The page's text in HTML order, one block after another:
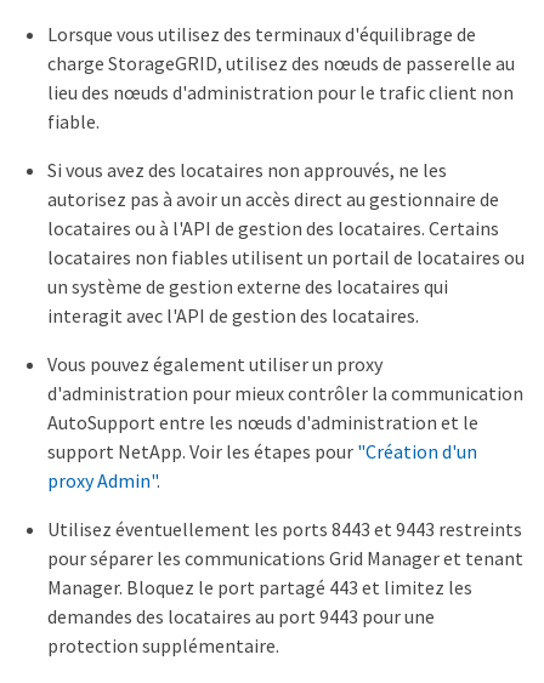
Lorsque vous utilisez des terminaux d'équilibrage de
charge StorageGRID, utilisez des nœuds de passerelle au
lieu des nœuds d'administration pour le trafic client non
fiable.
Si vous avez des locataires non approuvés, ne les
autorisez pas à avoir un accès direct au gestionnaire de
locataires ou à l'API de gestion des locataires. Certains
locataires non fiables utilisent un portail de locataires ou
un système de gestion externe des locataires qui
interagit avec l'API de gestion des locataires.
Vous pouvez également utiliser un proxy
d'administration pour mieux contrôler la communication
AutoSupport entre les nœuds d'administration et le
support NetApp. Voir les étapes pour "Création d'un
proxy Admin".
Utilisez éventuellement les ports 8443 et 9443 restreints
pour séparer les communications Grid Manager et tenant
Manager. Bloquez le port partagé 443 et limitez les
demandes des locataires au port 9443 pour une
protection supplémentaire.